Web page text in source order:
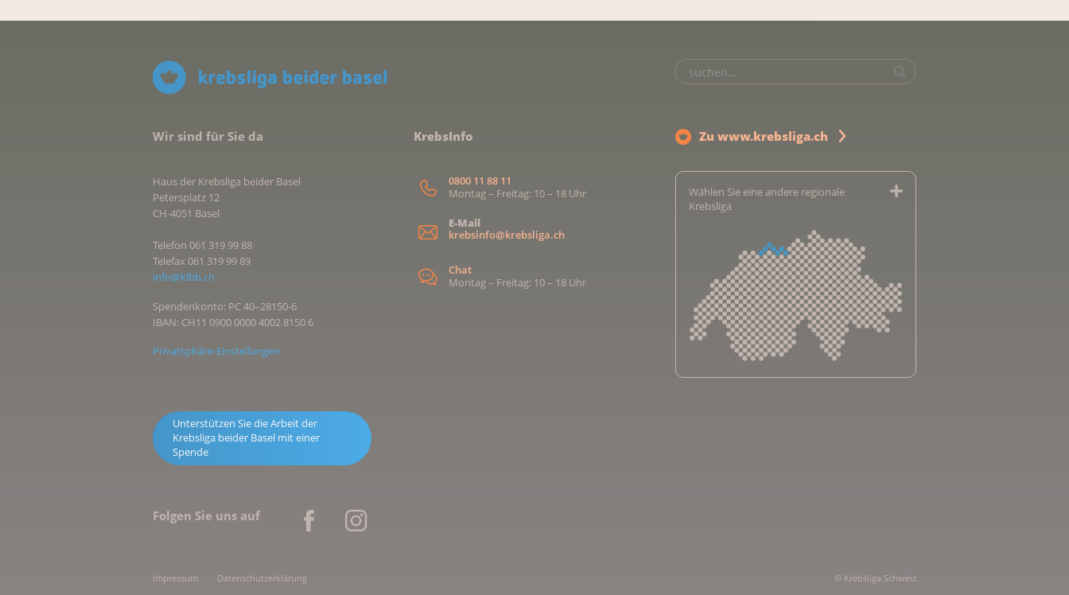
Wir sind für Sie da
Haus der Krebsliga beider Basel
Petersplatz 12
CH-4051 Basel
Telefon 061 319 99 88
Telefax 061 319 99 89
info@klbb.ch
Spendenkonto: PC 40–28150-6
IBAN: CH11 0900 0000 4002 8150 6
Privatsphäre-Einstellungen
Unterstützen Sie die Arbeit der
Krebsliga beider Basel mit einer
Spende
KrebsInfo
0800 11 88 11
Montag – Freitag: 10 – 18 Uhr
E-Mail
krebsinfo@krebsliga.ch
Chat
Montag – Freitag: 10 – 18 Uhr
Zu www.krebsliga.ch
Wählen Sie eine andere regionale
Krebsliga
Folgen Sie uns auf
Impressum Datenschutzerklärung © Krebsliga Schweiz